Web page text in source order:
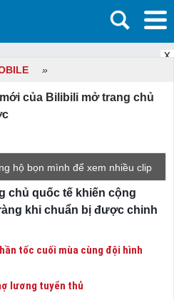
X
»
của Bilibili mở trang chủ
hộ bọn mình để xem nhiều clip
chủ quốc tế khiến cộng
khi chuẩn bị được chinh
tốc cuối mùa cùng đội hình
lương tuyển thủ